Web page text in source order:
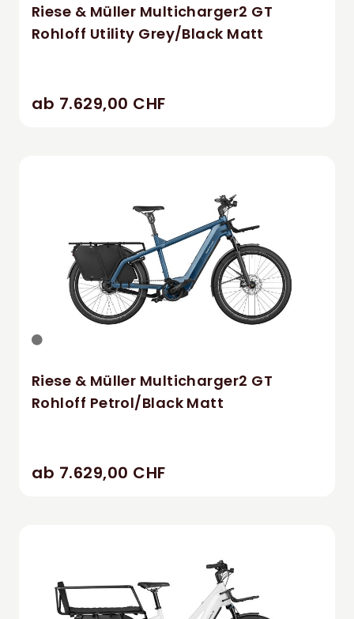
Riese & Müller Multicharger2 GT
Rohloff Utility Grey/Black Matt
ab 7.629,00 CHF
Riese & Müller Multicharger2 GT
Rohloff Petrol/Black Matt
ab 7.629,00 CHF